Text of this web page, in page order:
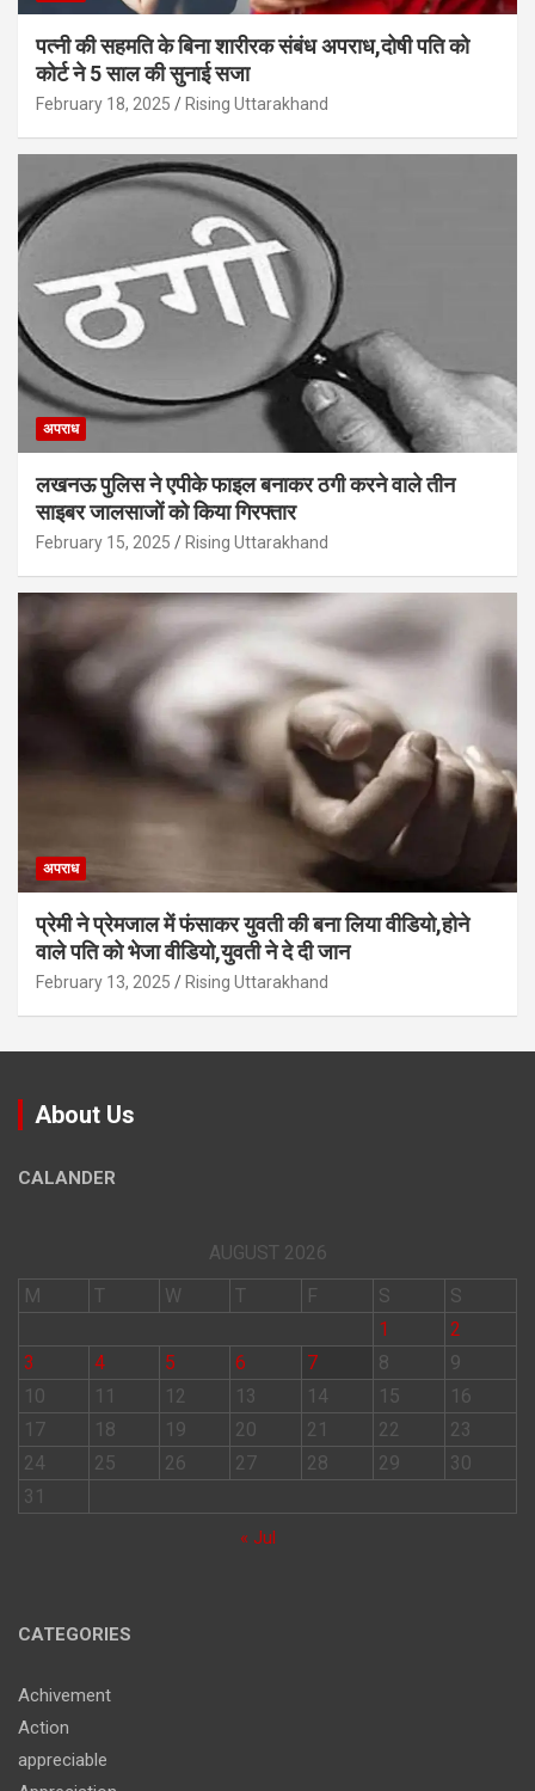
पत्नी की सहमति के बिना शारीरक संबंध अपराध,दोषी पति को
कोर्ट ने 5 साल की सुनाई सजा
February 18, 2025 Rising Uttarakhand
अपराध
लखनऊ पुलिस ने एपीके फाइल बनाकर ठगी करने वाले तीन
साइबर जालसाजों को किया गिरफ्तार
February 15, 2025 Rising Uttarakhand
अपराध
प्रेमी ने प्रेमजाल में फंसाकर युवती की बना लिया वीडियो,होने
वाले पत‍ि को भेजा वीड‍ियो,युवती ने दे दी जान
February 13, 2025 Rising Uttarakhand
About Us
CALANDER
AUGUST 2026
M
T W T F S
S
1
2
3
4 5 6 7 8
9
10
11 12 13 14 15
16
17
18 19 20 21 22
23
24
25 26 27 28 29
30
31
« Jul
CATEGORIES
Achivement
Action
appreciable